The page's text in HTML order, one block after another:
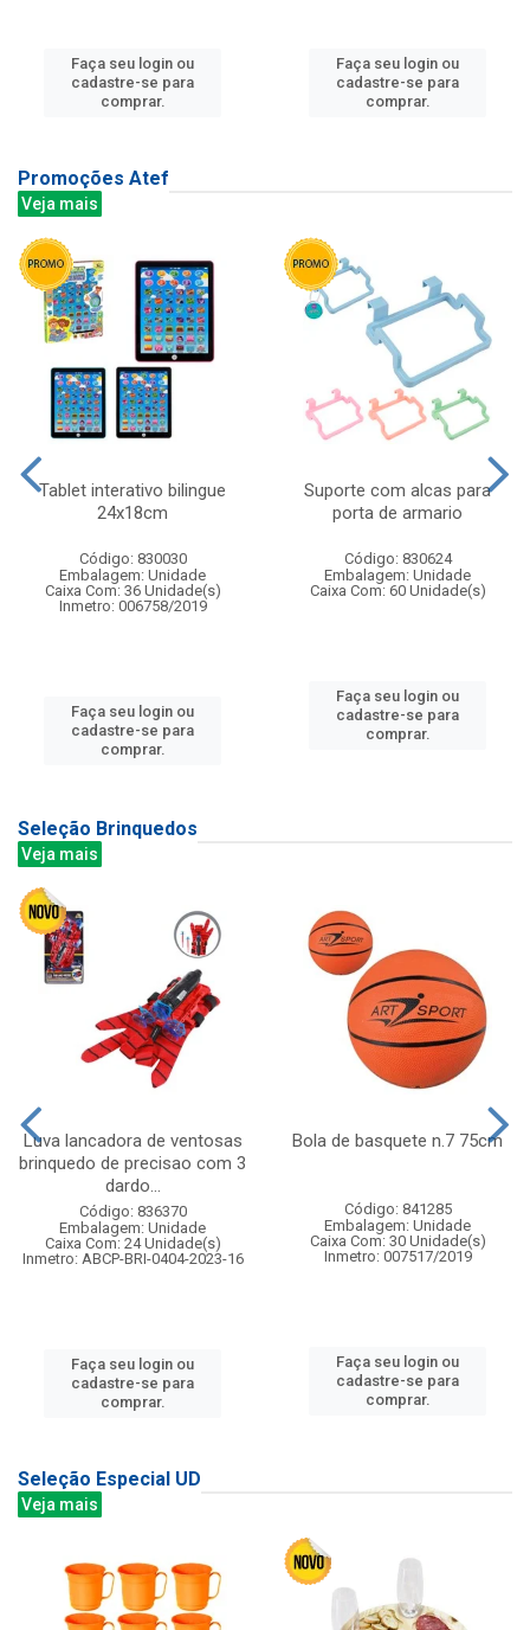
Faça seu login ou
cadastre-se para
comprar.
Faça seu login ou
cadastre-se para
comprar.
Promoções Atef
Veja mais
Tablet interativo bilingue
24x18cm
Código: 830030
Embalagem: Unidade
Caixa Com: 36 Unidade(s)
Inmetro: 006758/2019
Faça seu login ou
cadastre-se para
comprar.
Suporte com alcas para
porta de armario
Código: 830624
Embalagem: Unidade
Caixa Com: 60 Unidade(s)
Faça seu login ou
cadastre-se para
comprar.
Seleção Brinquedos
Veja mais
Luva lancadora de ventosas
brinquedo de precisao com 3
dardo...
Código: 836370
Embalagem: Unidade
Caixa Com: 24 Unidade(s)
Inmetro: ABCP-BRI-0404-2023-16
Faça seu login ou
cadastre-se para
comprar.
Bola de basquete n.7 75cm
Código: 841285
Embalagem: Unidade
Caixa Com: 30 Unidade(s)
Inmetro: 007517/2019
Faça seu login ou
cadastre-se para
comprar.
Seleção Especial UD
Veja mais